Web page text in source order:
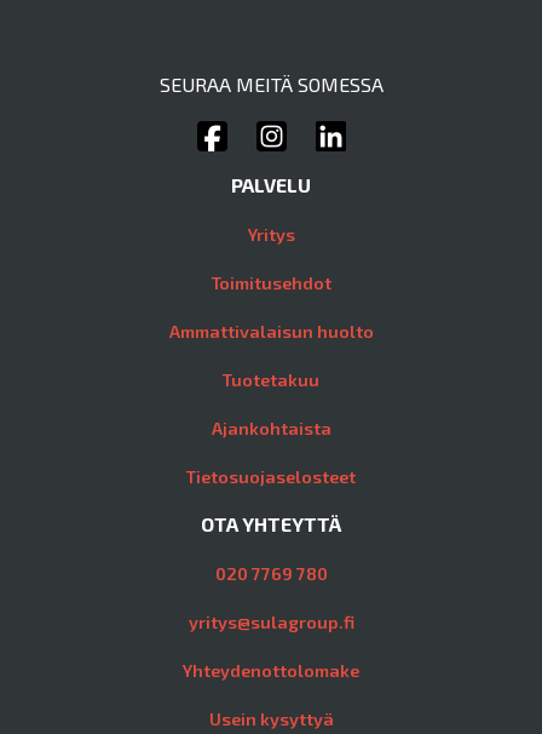
SEURAA MEITÄ SOMESSA
PALVELU
Yritys
Toimitusehdot
Ammattivalaisun huolto
Tuotetakuu
Ajankohtaista
Tietosuojaselosteet
OTA YHTEYTTÄ
020 7769 780
yritys@sulagroup.fi
Yhteydenottolomake
Usein kysyttyä